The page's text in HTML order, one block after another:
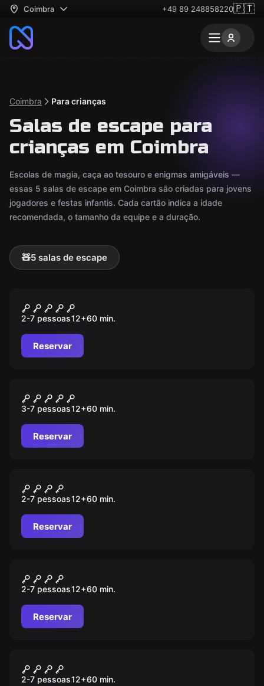
Coimbra +49 89 248858220🇵🇹
Coimbra Para crianças
Salas de escape para
crianças em Coimbra
Escolas de magia, caça ao tesouro e enigmas amigáveis —
essas 5 salas de escape em Coimbra são criadas para jovens
jogadores e festas infantis. Cada cartão indica a idade
recomendada, o tamanho da equipe e a duração.
🧸5 salas de escape
Nightmare Hotel
2-7 pessoas12+60 min.
Reservar
Orient Express
3-7 pessoas12+60 min.
Reservar
The Orphanage
2-7 pessoas12+60 min.
Reservar
Top Secret
2-7 pessoas12+60 min.
Reservar
School Of Magic
2-7 pessoas12+60 min.